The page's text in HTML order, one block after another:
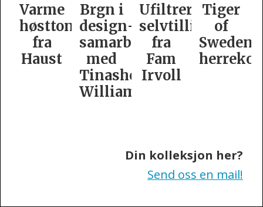
Brgn i
design­
samarbeid
med
Williamson
Ufiltrert
selvtillit
fra
Fam
Irvoll
Tiger
of
Swedens
herrekolleksjon
Slik
er
dame­
Din kolleksjon her?
Send oss en mail!